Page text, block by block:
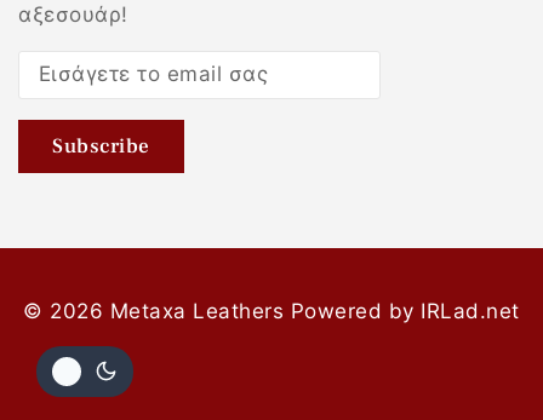
αξεσουάρ!
© 2026 Metaxa Leathers Powered by IRLad.net